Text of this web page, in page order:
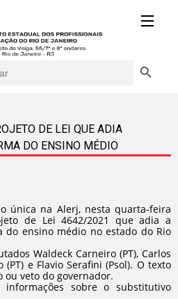
DE LEI QUE ADIA
DO ENSINO MÉDIO
única na Alerj, nesta quarta-feira
de Lei 4642/2021 que adia a
do ensino médio no estado do Rio
Waldeck Carneiro (PT), Carlos
(PT) e Flavio Serafini (Psol). O texto
ou veto do governador.
informações sobre o substitutivo